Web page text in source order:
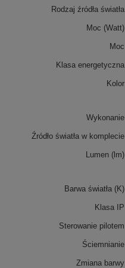
Rodzaj źródła światła
Moc (Watt)
Moc
Klasa energetyczna
Kolor
Wykonanie
Źródło światła w komplecie
Lumen (lm)
Barwa światła (K)
Klasa IP
Sterowanie pilotem
Ściemnianie
Zmiana barwy